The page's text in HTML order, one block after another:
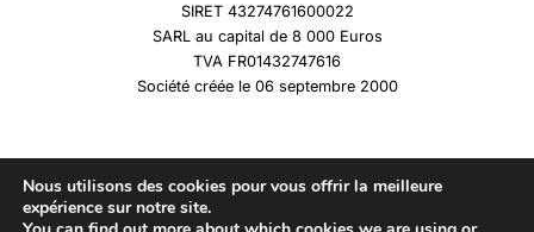
SIRET 43274761600022
SARL au capital de 8 000 Euros
TVA FR01432747616
Société créée le 06 septembre 2000
Nous utilisons des cookies pour vous offrir la meilleure
expérience sur notre site.